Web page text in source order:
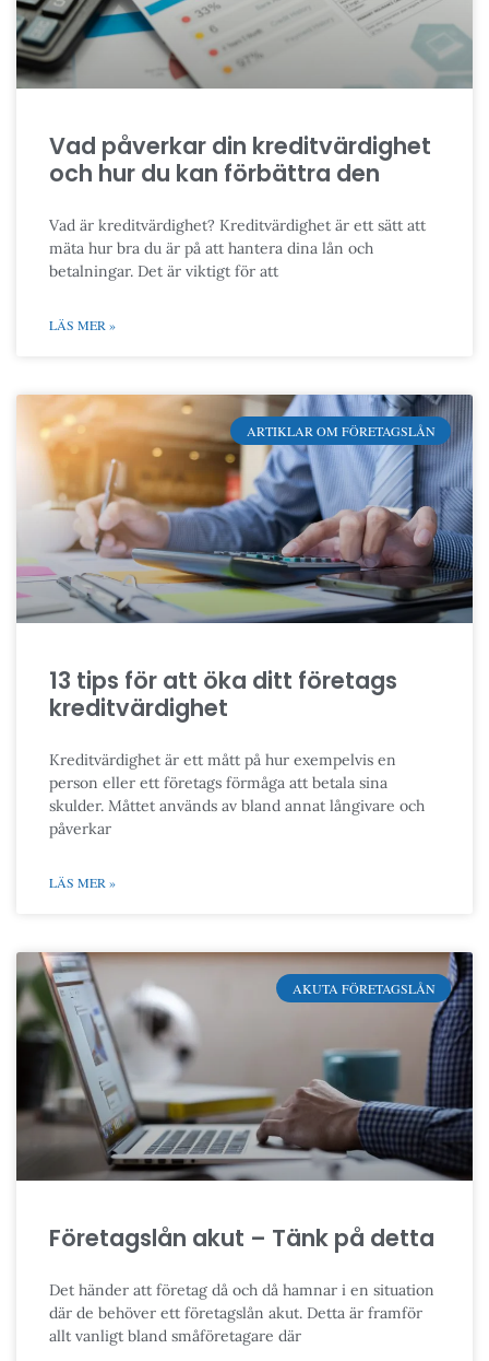
Vad påverkar din kreditvärdighet
och hur du kan förbättra den
Vad är kreditvärdighet? Kreditvärdighet är ett sätt att
mäta hur bra du är på att hantera dina lån och
betalningar. Det är viktigt för att
LÄS MER »
ARTIKLAR OM FÖRETAGSLÅN
13 tips för att öka ditt företags
kreditvärdighet
Kreditvärdighet är ett mått på hur exempelvis en
person eller ett företags förmåga att betala sina
skulder. Måttet används av bland annat långivare och
påverkar
LÄS MER »
AKUTA FÖRETAGSLÅN
Företagslån akut – Tänk på detta
Det händer att företag då och då hamnar i en situation
där de behöver ett företagslån akut. Detta är framför
allt vanligt bland småföretagare där